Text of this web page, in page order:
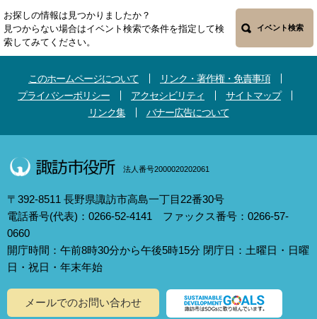
お探しの情報は見つかりましたか？
見つからない場合はイベント検索で条件を指定して検
索してみてください。
イベント検索
このホームページについて
リンク・著作権・免責事項
プライバシーポリシー
アクセシビリティ
サイトマップ
リンク集
バナー広告について
法人番号2000020202061
〒392-8511 長野県諏訪市高島一丁目22番30号
電話番号(代表)：0266-52-4141 ファックス番号：0266-57-
0660
開庁時間：午前8時30分から午後5時15分 閉庁日：土曜日・日曜
日・祝日・年末年始
メールでのお問い合わせ